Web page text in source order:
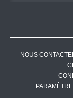
NOUS